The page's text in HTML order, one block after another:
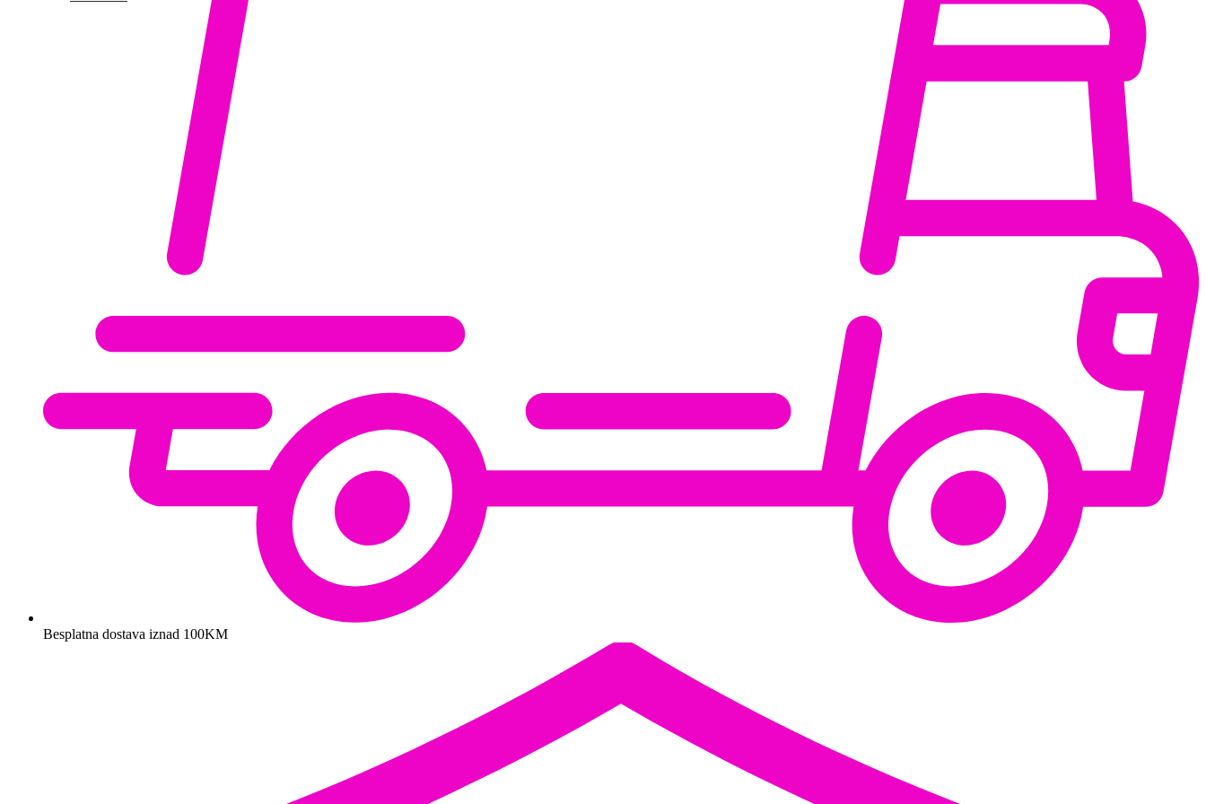
Besplatna dostava iznad 100KM